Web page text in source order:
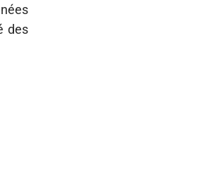
des